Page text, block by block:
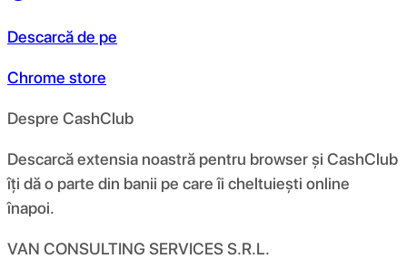
Descarcă de pe
Chrome store
Despre CashClub
Descarcă extensia noastră pentru browser și CashClub
îți dă o parte din banii pe care îi cheltuiești online
înapoi.
VAN CONSULTING SERVICES S.R.L.